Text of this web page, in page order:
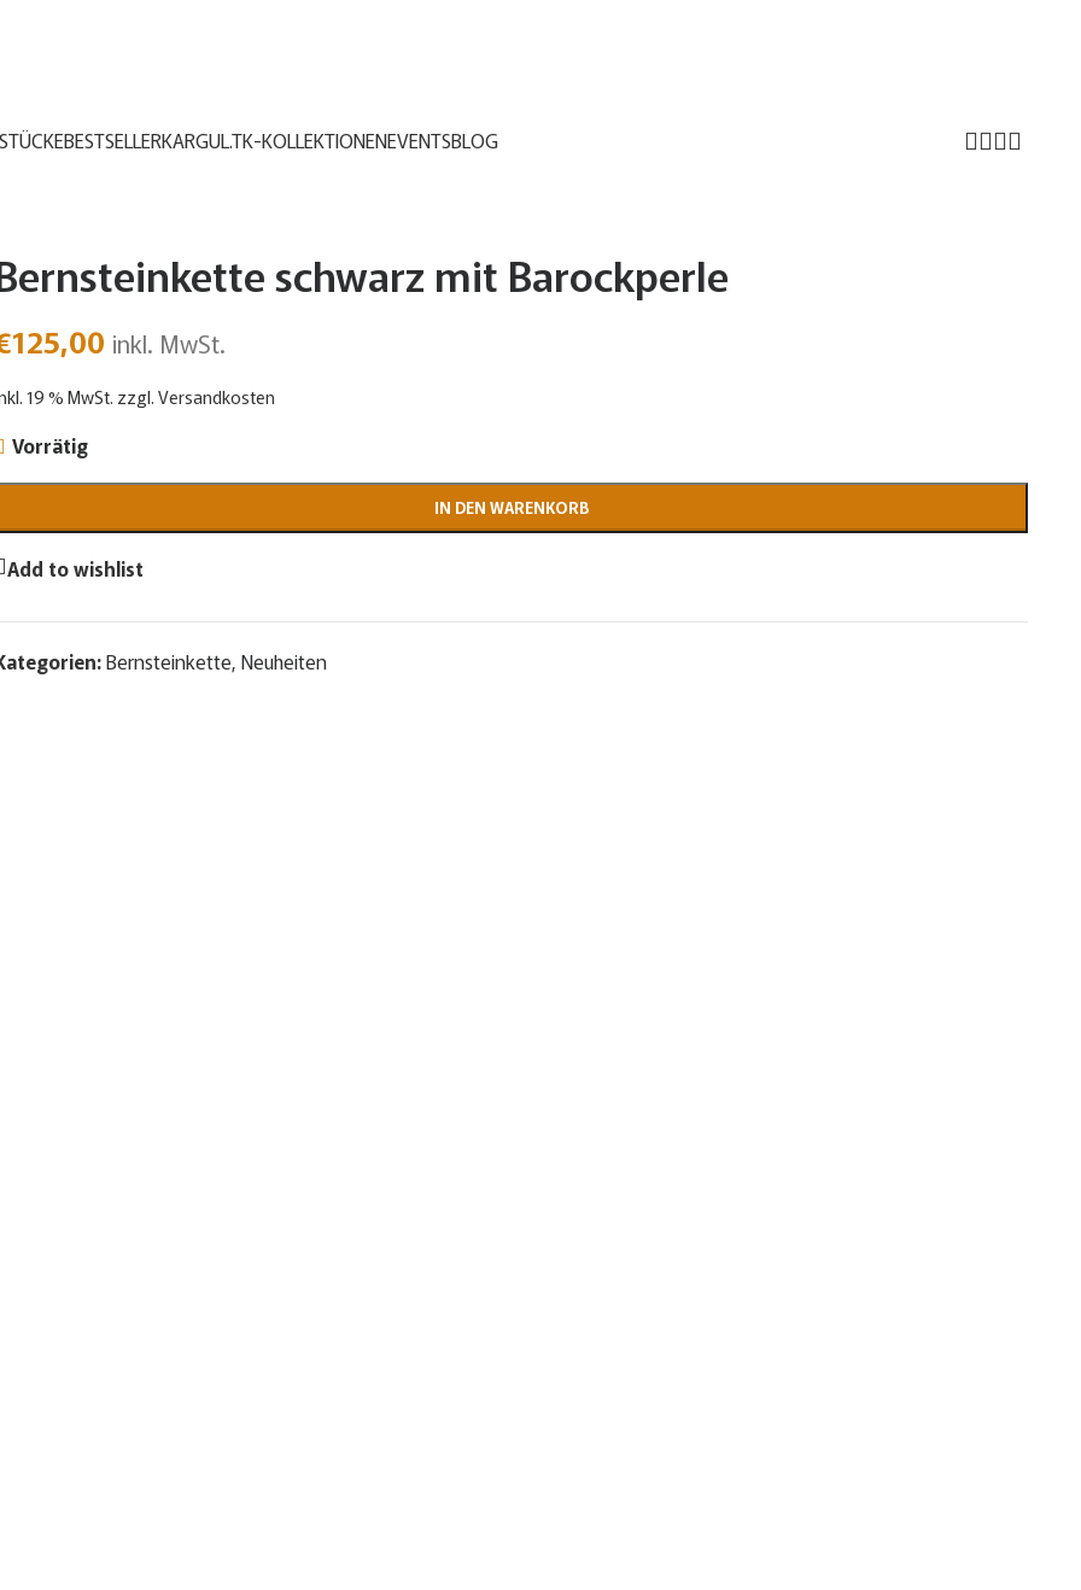
BESTSELLERKARGUL.TK-KOLLEKTIONENEVENTSBLOG
schwarz mit Barockperle
125,00 inkl. MwSt.
19 % MwSt. zzgl.Versandkosten
Vorrätig
IN DEN WARENKORB
Add to wishlist
Bernsteinkette, Neuheiten